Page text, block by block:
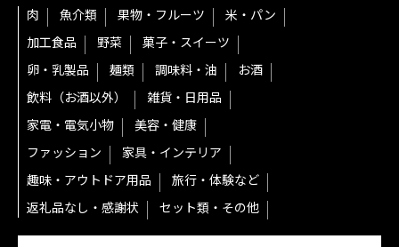
肉 魚介類 果物・フルーツ
米・パン
加工食品
野菜
菓子・スイーツ
卵・乳製品
麺類 調味料・油
お酒
飲料（お酒以外）
雑貨・日用品
家電・電気小物
美容・健康
ファッション
家具・インテリア
趣味・アウトドア用品
旅行・体験など
返礼品なし・感謝状
セット類・その他